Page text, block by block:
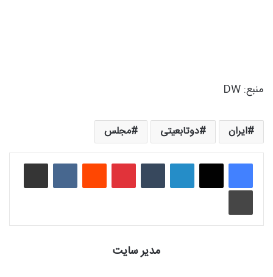
منبع: DW
ایران دوتابعیتی مجلس
لینکدین ‫پین‌ترست ‫رددیت
چاپ
مدیر سایت